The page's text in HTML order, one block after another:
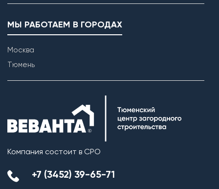
МЫ РАБОТАЕМ В ГОРОДАХ
Москва
Тюмень
Компания состоит в СРО
+7 (3452) 39-65-71